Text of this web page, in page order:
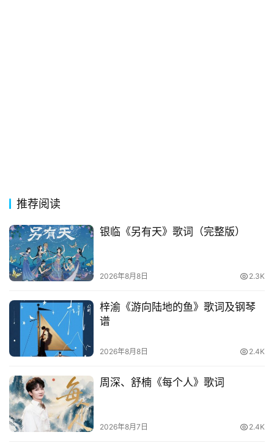
词
网
络
热
词
电
影
台
词
其
他
词
语
推荐阅读
银临《另有天》歌词（完整版）
2026年8月8日 2.3K
梓渝《游向陆地的鱼》歌词及钢琴
谱
2026年8月8日 2.4K
周深、舒楠《每个人》歌词
2026年8月7日 2.4K